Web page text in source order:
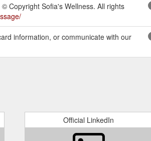
© Copyright Sofia's Wellness. All rights
information, or communicate with our
Official LinkedIn